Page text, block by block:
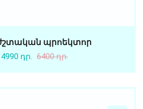
պրոեկտոր
4990 դր. 6400 դր.